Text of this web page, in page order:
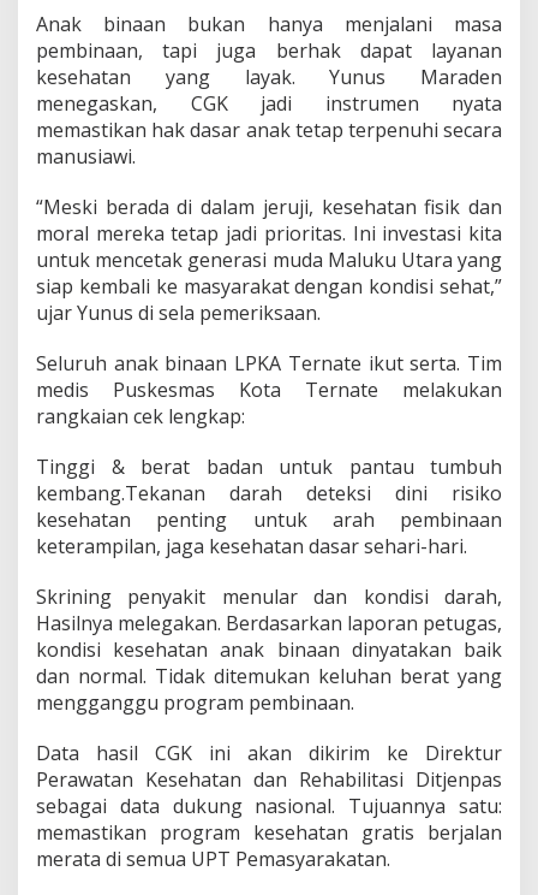
A
a
k
B
i
a
n
L
P
K
A
e
r
n
a
e
Anak binaan bukan hanya menjalani masa
pembinaan, tapi juga berhak dapat layanan
kesehatan yang layak. Yunus Maraden
menegaskan, CGK jadi instrumen nyata
memastikan hak dasar anak tetap terpenuhi secara
manusiawi.
“Meski berada di dalam jeruji, kesehatan fisik dan
moral mereka tetap jadi prioritas. Ini investasi kita
untuk mencetak generasi muda Maluku Utara yang
siap kembali ke masyarakat dengan kondisi sehat,”
ujar Yunus di sela pemeriksaan.
Seluruh anak binaan LPKA Ternate ikut serta. Tim
medis Puskesmas Kota Ternate melakukan
rangkaian cek lengkap:
Tinggi & berat badan untuk pantau tumbuh
kembang.Tekanan darah deteksi dini risiko
kesehatan penting untuk arah pembinaan
keterampilan, jaga kesehatan dasar sehari-hari.
Skrining penyakit menular dan kondisi darah,
Hasilnya melegakan. Berdasarkan laporan petugas,
kondisi kesehatan anak binaan dinyatakan baik
dan normal. Tidak ditemukan keluhan berat yang
mengganggu program pembinaan.
Data hasil CGK ini akan dikirim ke Direktur
Perawatan Kesehatan dan Rehabilitasi Ditjenpas
sebagai data dukung nasional. Tujuannya satu:
memastikan program kesehatan gratis berjalan
merata di semua UPT Pemasyarakatan.